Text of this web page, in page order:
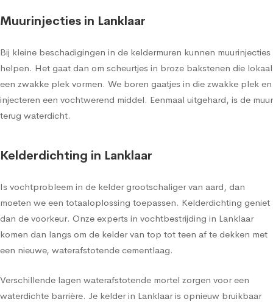
Muurinjecties in Lanklaar
Bij kleine beschadigingen in de keldermuren kunnen muurinjecties
helpen. Het gaat dan om scheurtjes in broze bakstenen die lokaal
een zwakke plek vormen. We boren gaatjes in die zwakke plek en
injecteren een vochtwerend middel. Eenmaal uitgehard, is de muur
terug waterdicht.
Kelderdichting in Lanklaar
Is vochtprobleem in de kelder grootschaliger van aard, dan
moeten we een totaaloplossing toepassen. Kelderdichting geniet
dan de voorkeur. Onze experts in vochtbestrijding in Lanklaar
komen dan langs om de kelder van top tot teen af te dekken met
een nieuwe, waterafstotende cementlaag.
Verschillende lagen waterafstotende mortel zorgen voor een
waterdichte barrière. Je kelder in Lanklaar is opnieuw bruikbaar